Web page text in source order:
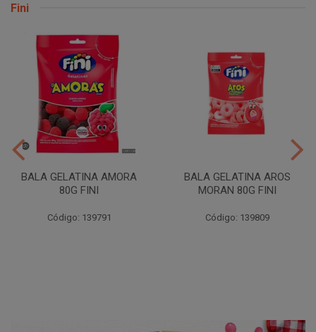
Fini
BALA GELATINA AMORA
80G FINI
Código: 139791
BALA GELATINA AROS
MORAN 80G FINI
Código: 139809